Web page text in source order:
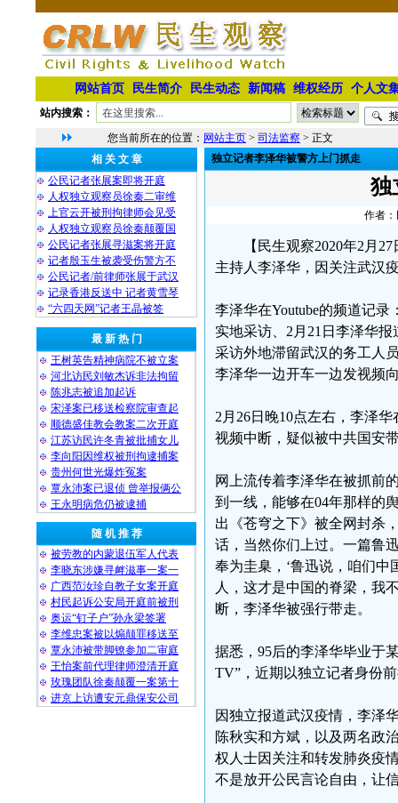
网站首页 民生简介 民生动态 新闻稿 维权经历 个人文
站内搜索：
您当前所在的位置： 网站主页 > 司法监察 > 正文
相 关 文 章
公民记者张展案即将开庭
人权独立观察员徐秦二审维
上官云开被刑拘律师会见受
人权独立观察员徐秦颠覆国
公民记者张展寻滋案将开庭
记者殷玉生被袭受伤警方不
公民记者/前律师张展于武汉
记录香港反送中 记者黄雪琴
“六四天网”记者王晶被签
最 新 热 门
王树英告精神病院不被立案
河北访民刘敏杰诉非法拘留
陈兆志被追加起诉
宋泽案已移送检察院审查起
顺德盛佳教会教案二次开庭
江苏访民许冬青被批捕女儿
李向阳因维权被刑拘逮捕案
贵州何世光爆炸冤案
覃永沛案已退侦 曾举报俩公
王永明病危仍被逮捕
随 机 推 荐
被劳教的内蒙退伍军人代表
李晓东涉嫌寻衅滋事一案一
广西范汝珍自教子女案开庭
村民起诉公安局开庭前被刑
奥运“钉子户”孙永梁签署
李维忠案被以煽颠罪移送至
覃永沛被带脚镣参加二审庭
王怡案前代理律师澄清开庭
玫瑰团队徐秦颠覆一案第十
进京上访遭安元鼎保安公司
独立记者李泽华被警方上门抓走
独
作者：
【民生观察2020年2月
主持人李泽华，因关注武汉
李泽华在Youtube的频道记
实地采访、2月21日李泽华
采访外地滞留武汉的务工人
李泽华一边开车一边发视频
2月26日晚10点左右，李泽
视频中断，疑似被中共国安
网上流传着李泽华在被抓前
到一线，能够在04年那样的
出《苍穹之下》被全网封杀
话，当然你们上过。一篇鲁
奉为圭臬，‘鲁迅说，咱们
人，这才是中国的脊梁，我
断，李泽华被强行带走。
据悉，95后的李泽华毕业于
TV”，近期以独立记者身份
因独立报道武汉疫情，李泽
陈秋实和方斌，以及两名政
权人士因关注和转发肺炎疫
不是放开公民言论自由，让